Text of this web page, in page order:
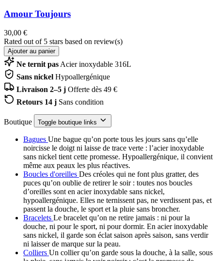
Amour Toujours
30,00 €
Rated out of 5 stars based on review(s)
Ajouter au panier
Ne ternit pas Acier inoxydable 316L
Sans nickel Hypoallergénique
Livraison 2–5 j Offerte dès 49 €
Retours 14 j Sans condition
Boutique Toggle boutique links
Bagues Une bague qu’on porte tous les jours sans qu’elle
noircisse le doigt ni laisse de trace verte : l’acier inoxydable
sans nickel tient cette promesse. Hypoallergénique, il convient
même aux peaux les plus réactives.
Boucles d'oreilles Des créoles qui ne font plus gratter, des
puces qu’on oublie de retirer le soir : toutes nos boucles
d’oreilles sont en acier inoxydable sans nickel,
hypoallergénique. Elles ne ternissent pas, ne verdissent pas, et
passent la douche, le sport et la pluie sans broncher.
Bracelets Le bracelet qu’on ne retire jamais : ni pour la
douche, ni pour le sport, ni pour dormir. En acier inoxydable
sans nickel, il garde son éclat saison après saison, sans verdir
ni laisser de marque sur la peau.
Colliers Un collier qu’on garde sous la douche, à la salle, sous